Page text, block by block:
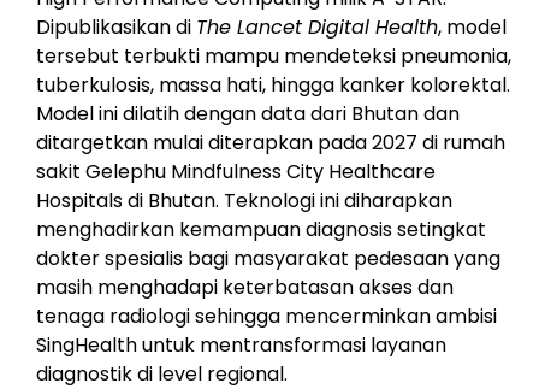
Dipublikasikan di The Lancet Digital Health, model
tersebut terbukti mampu mendeteksi pneumonia,
tuberkulosis, massa hati, hingga kanker kolorektal.
Model ini dilatih dengan data dari Bhutan dan
ditargetkan mulai diterapkan pada 2027 di rumah
sakit Gelephu Mindfulness City Healthcare
Hospitals di Bhutan. Teknologi ini diharapkan
menghadirkan kemampuan diagnosis setingkat
dokter spesialis bagi masyarakat pedesaan yang
masih menghadapi keterbatasan akses dan
tenaga radiologi sehingga mencerminkan ambisi
SingHealth untuk mentransformasi layanan
diagnostik di level regional.